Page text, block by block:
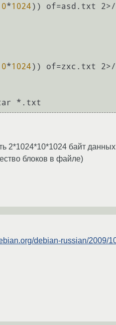
*1024)) of=asd.txt
*1024)) of=zxc.txt
2*1024*10*1024 байт
блоков в файле)
debian-russian/2009/